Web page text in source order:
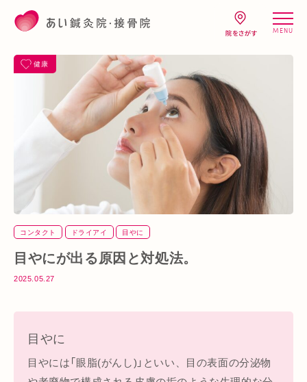
MENU
健康
コンタクト ドライアイ 目やに
目やにが出る原因と対処法。
2025.05.27
目やに
目やには「眼脂(がんし)」といい、目の表面の分泌物